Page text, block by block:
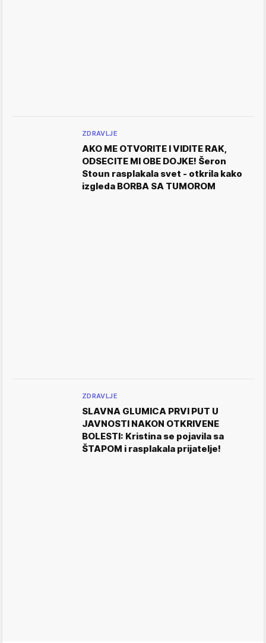
ZDRAVLJE
AKO ME OTVORITE I VIDITE RAK,
ODSECITE MI OBE DOJKE! Šeron
Stoun rasplakala svet - otkrila kako
izgleda BORBA SA TUMOROM
ZDRAVLJE
SLAVNA GLUMICA PRVI PUT U
JAVNOSTI NAKON OTKRIVENE
BOLESTI: Kristina se pojavila sa
ŠTAPOM i rasplakala prijatelje!